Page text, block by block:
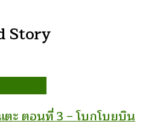
Story
ตะ ตอนที่ 3 – โบกโบยบิน